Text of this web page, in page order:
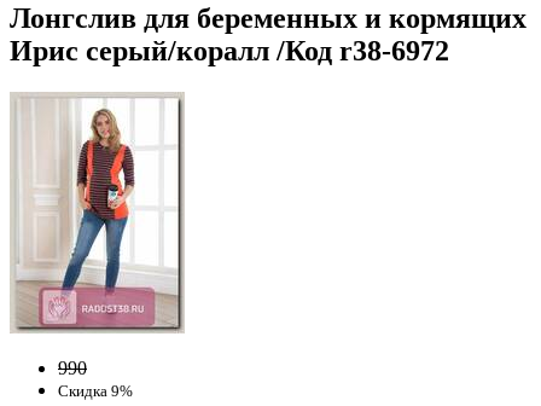
Лонгслив для беременных и кормящих
Ирис серый/коралл /Код r38-6972
990
Скидка 9%